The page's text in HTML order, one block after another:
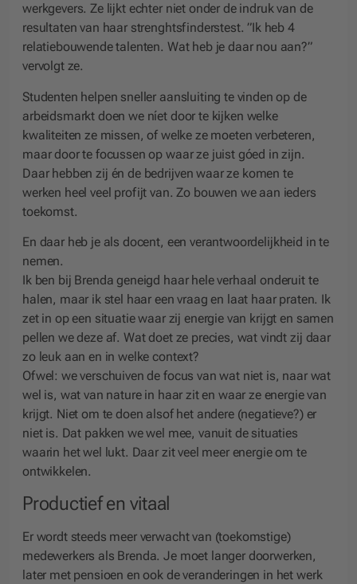
werkgevers. Ze lijkt echter niet onder de indruk van de
resultaten van haar strenghtsfinderstest. ”Ik heb 4
relatiebouwende talenten. Wat heb je daar nou aan?”
vervolgt ze.
Studenten helpen sneller aansluiting te vinden op de
arbeidsmarkt doen we níet door te kijken welke
kwaliteiten ze missen, of welke ze moeten verbeteren,
maar door te focussen op waar ze juist góed in zijn.
Daar hebben zij én de bedrijven waar ze komen te
werken heel veel profijt van. Zo bouwen we aan ieders
toekomst.
En daar heb je als docent, een verantwoordelijkheid in te
nemen.
Ik ben bij Brenda geneigd haar hele verhaal onderuit te
halen, maar ik stel haar een vraag en laat haar praten. Ik
zet in op een situatie waar zij energie van krijgt en samen
pellen we deze af. Wat doet ze precies, wat vindt zij daar
zo leuk aan en in welke context?
Ofwel: we verschuiven de focus van wat niet is, naar wat
wel is, wat van nature in haar zit en waar ze energie van
krijgt. Niet om te doen alsof het andere (negatieve?) er
niet is. Dat pakken we wel mee, vanuit de situaties
waarin het wel lukt. Daar zit veel meer energie om te
ontwikkelen.
Productief en vitaal
Er wordt steeds meer verwacht van (toekomstige)
medewerkers als Brenda. Je moet langer doorwerken,
later met pensioen en ook de veranderingen in het werk